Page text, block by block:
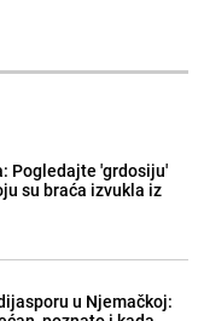
Pogledajte 'grdosiju'
su braća izvukla iz
u Njemačkoj: